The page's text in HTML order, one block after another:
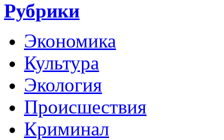
Рубрики
Экономика
Культура
Экология
Происшествия
Криминал